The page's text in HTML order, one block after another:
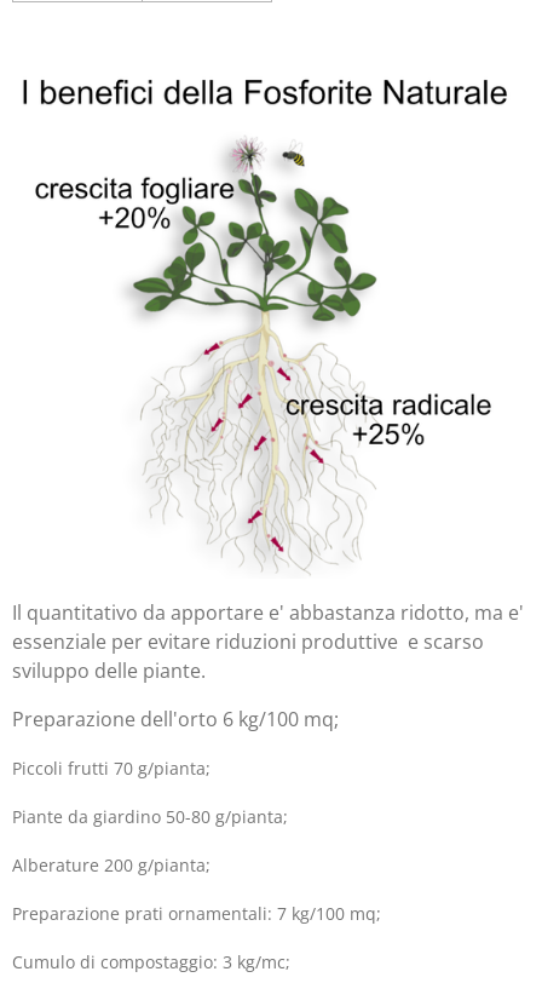
Il quantitativo da apportare e' abbastanza ridotto, ma e'
essenziale per evitare riduzioni produttive e scarso
sviluppo delle piante.
Preparazione dell'orto 6 kg/100 mq;
Piccoli frutti 70 g/pianta;
Piante da giardino 50-80 g/pianta;
Alberature 200 g/pianta;
Preparazione prati ornamentali: 7 kg/100 mq;
Cumulo di compostaggio: 3 kg/mc;